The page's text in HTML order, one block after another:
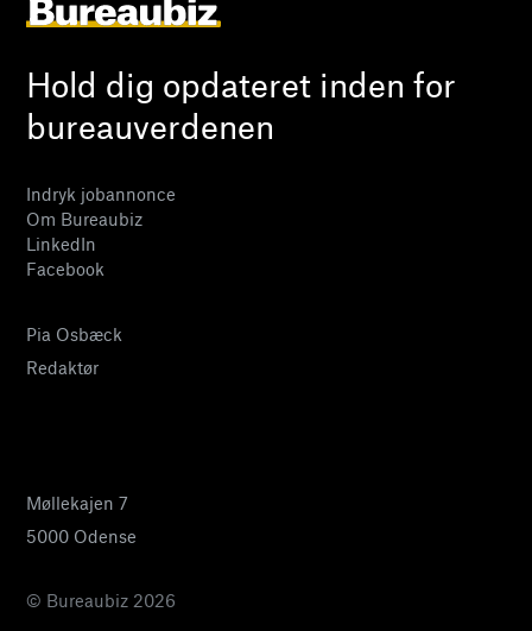
Hold dig opdateret inden for
bureauverdenen
Indryk jobannonce
Om Bureaubiz
LinkedIn
Facebook
Pia Osbæck
Redaktør
Møllekajen 7
5000 Odense
© Bureaubiz 2026